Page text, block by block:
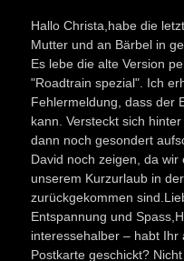
Hallo Christa,habe die
Mutter und an Bärbel in
Es lebe die alte Version
"Roadtrain spezial". Ich
Fehlermeldung, dass der
kann. Versteckt sich
dann noch gesondert
David noch zeigen, da
unserem Kurzurlaub in
zurückgekommen
Entspannung und
interessehalber – habt Ihr
Postkarte geschickt?